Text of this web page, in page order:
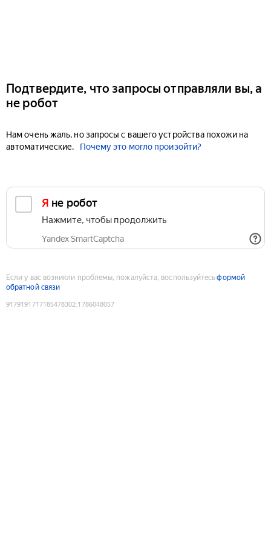
Подтвердите, что запросы отправляли вы, а
не робот
Нам очень жаль, но запросы с вашего устройства похожи на
автоматические.
Почему это могло произойти?
Я не робот
Нажмите, чтобы продолжить
Yandex SmartCaptcha
Если у вас возникли проблемы, пожалуйста, воспользуйтесьформой
обратной связи
9179191717185478302:1786048057